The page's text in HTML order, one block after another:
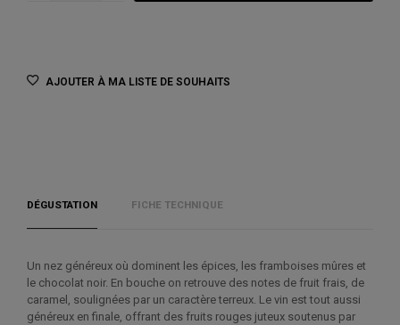
AJOUTER À MA LISTE DE SOUHAITS
DÉGUSTATION FICHE TECHNIQUE
Un nez généreux où dominent les épices, les framboises mûres et
le chocolat noir. En bouche on retrouve des notes de fruit frais, de
caramel, soulignées par un caractère terreux. Le vin est tout aussi
généreux en finale, offrant des fruits rouges juteux soutenus par